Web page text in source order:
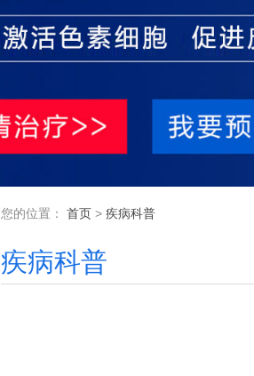
您的位置： 首页 > 疾病科普
疾病科普